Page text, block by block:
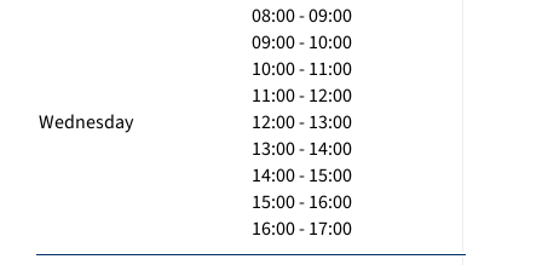
Wednesday
08:00 - 09:00
09:00 - 10:00
10:00 - 11:00
11:00 - 12:00
12:00 - 13:00
13:00 - 14:00
14:00 - 15:00
15:00 - 16:00
16:00 - 17:00